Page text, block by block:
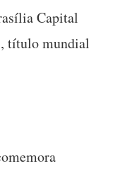
Capital
título mundial